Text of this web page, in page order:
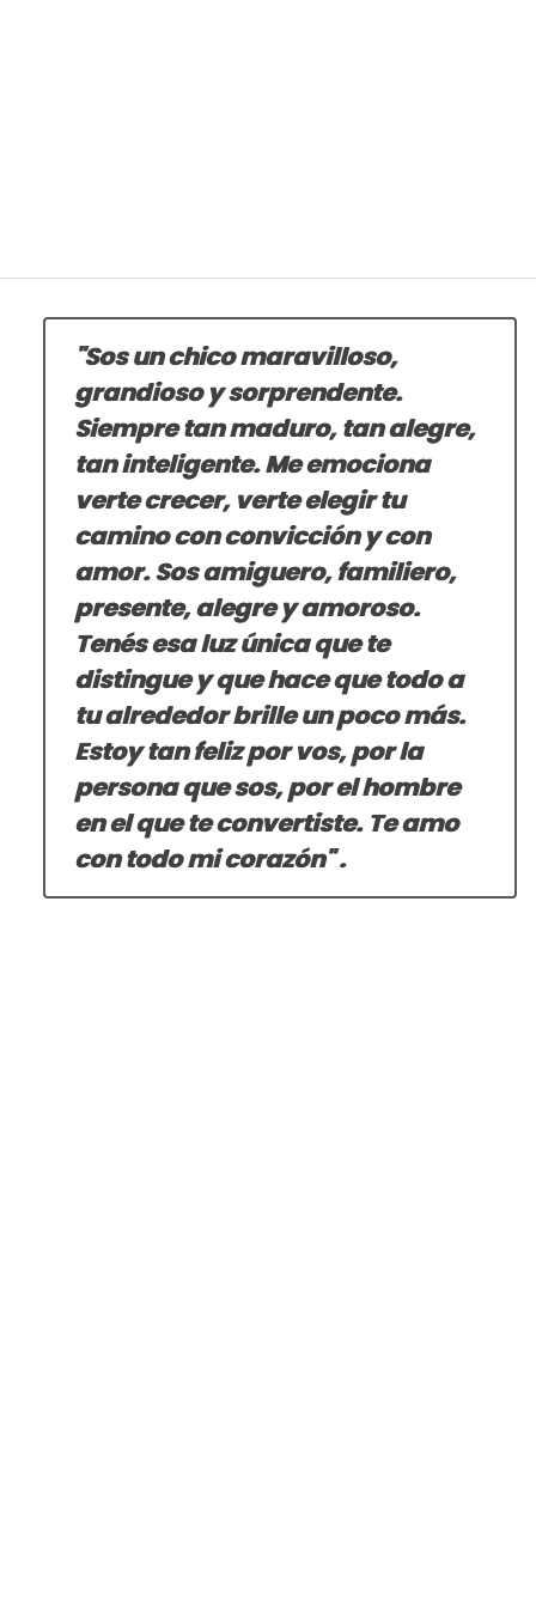
"Sos un chico maravilloso,
grandioso y sorprendente.
Siempre tan maduro, tan alegre,
tan inteligente. Me emociona
verte crecer, verte elegir tu
camino con convicción y con
amor. Sos amiguero, familiero,
presente, alegre y amoroso.
Tenés esa luz única que te
distingue y que hace que todo a
tu alrededor brille un poco más.
Estoy tan feliz por vos, por la
persona que sos, por el hombre
en el que te convertiste. Te amo
con todo mi corazón" .